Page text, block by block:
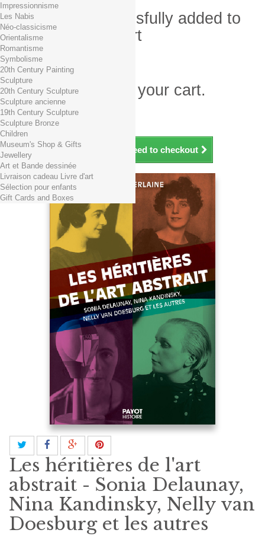
Product successfully added to
your shopping cart
Quantity
Total
There is 1 item in your cart.
Total products (tax incl.)
Total shipping TTC
Total (tax incl.)
Continue shopping Proceed to checkout
Impressionnisme
Les Nabis
Néo-classicisme
Orientalisme
Romantisme
Symbolisme
20th Century Painting
Sculpture
20th Century Sculpture
Sculpture ancienne
19th Century Sculpture
Sculpture Bronze
Children
Museum's Shop & Gifts
Jewellery
Art et Bande dessinée
Livraison cadeau Livre d'art
Sélection pour enfants
Gift Cards and Boxes
Les héritières de l'art
abstrait - Sonia Delaunay,
Nina Kandinsky, Nelly van
Doesburg et les autres